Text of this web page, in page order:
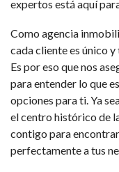
expertos está aquí
Como agencia
cada cliente es único
Es por eso que nos
para entender lo que
opciones para ti. Ya
el centro histórico de
contigo para
perfectamente a tus